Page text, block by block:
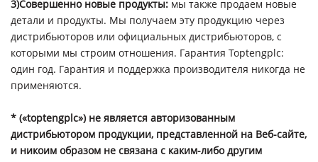
3)Совершенно новые продукты: мы также продаем новые
детали и продукты. Мы получаем эту продукцию через
дистрибьюторов или официальных дистрибьюторов, с
которыми мы строим отношения. Гарантия Toptengplc:
один год. Гарантия и поддержка производителя никогда не
применяются.
* («toptengplc») не является авторизованным
дистрибьютором продукции, представленной на Веб-сайте,
и никоим образом не связана с каким-либо другим